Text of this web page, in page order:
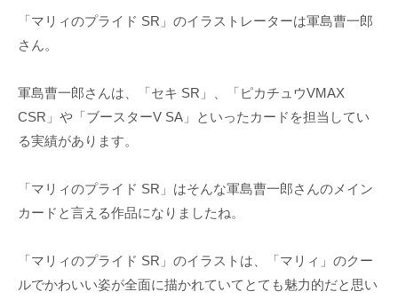
「マリィのプライド SR」のイラストレーターは軍島曹一郎
さん。
軍島曹一郎さんは、「セキ SR」、「ピカチュウVMAX
CSR」や「ブースターV SA」といったカードを担当してい
る実績があります。
「マリィのプライド SR」はそんな軍島曹一郎さんのメイン
カードと言える作品になりましたね。
「マリィのプライド SR」のイラストは、「マリィ」のクー
ルでかわいい姿が全面に描かれていてとても魅力的だと思い